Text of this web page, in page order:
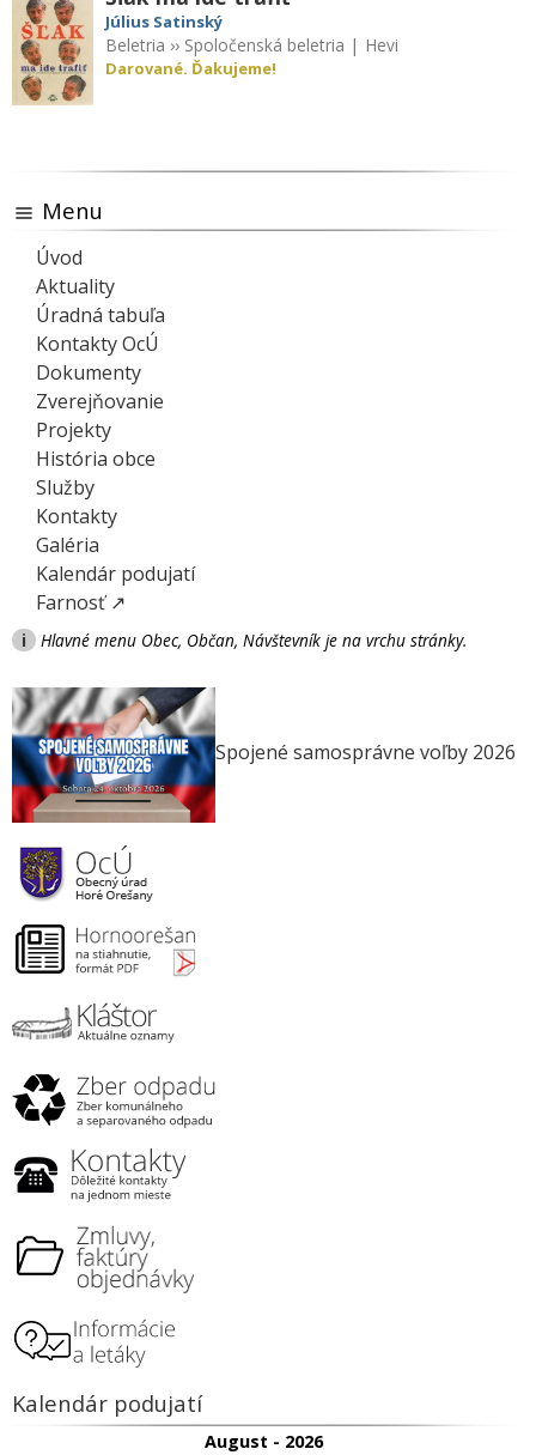
Július Satinský
Beletria ›› Spoločenská beletria | Hevi
Darované. Ďakujeme!
Menu
Úvod
Aktuality
Úradná tabuľa
Kontakty OcÚ
Dokumenty
Zverejňovanie
Projekty
História obce
Služby
Kontakty
Galéria
Kalendár podujatí
Farnosť ↗
i Hlavné menu Obec, Občan, Návštevník je na vrchu stránky.
Spojené samosprávne voľby 2026
Kalendár podujatí
August - 2026